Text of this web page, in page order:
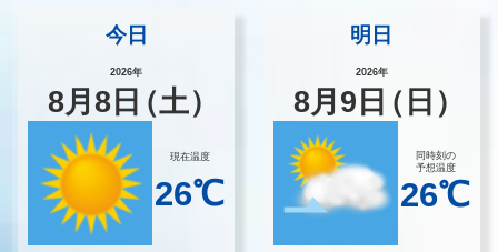
今日
2026年
8月8 日（土）
現在温度
26℃
明日
2026年
8月 9 日（日）
同時刻の
予想温度
26℃